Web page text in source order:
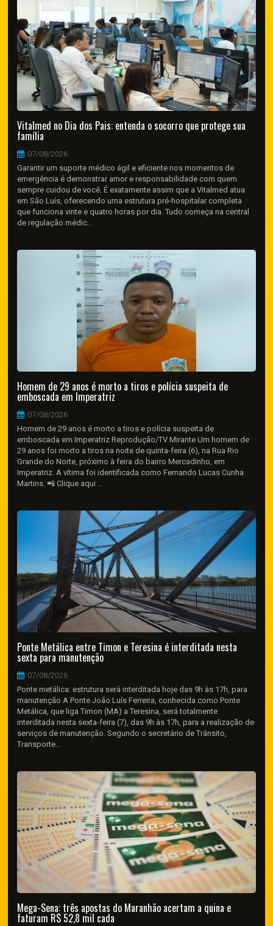
Vitalmed no Dia dos Pais: entenda o socorro que protege sua
família
07/08/2026
Garantir um suporte médico ágil e eficiente nos momentos de
emergência é demonstrar amor e responsabilidade com quem
sempre cuidou de você. É exatamente assim que a Vitalmed atua
em São Luís, oferecendo uma estrutura pré-hospitalar completa
que funciona vinte e quatro horas por dia. Tudo começa na central
de regulação médic...
Homem de 29 anos é morto a tiros e polícia suspeita de
emboscada em Imperatriz
07/08/2026
Homem de 29 anos é morto a tiros e polícia suspeita de
emboscada em Imperatriz Reprodução/TV Mirante Um homem de
29 anos foi morto a tiros na noite de quinta-feira (6), na Rua Rio
Grande do Norte, próximo à feira do bairro Mercadinho, em
Imperatriz. A vítima foi identificada como Fernando Lucas Cunha
Martins. 📲 Clique aqui ...
Ponte Metálica entre Timon e Teresina é interditada nesta
sexta para manutenção
07/08/2026
Ponte metálica: estrutura será interditada hoje das 9h às 17h, para
manutenção A Ponte João Luís Ferreira, conhecida como Ponte
Metálica, que liga Timon (MA) a Teresina, será totalmente
interditada nesta sexta-feira (7), das 9h às 17h, para a realização de
serviços de manutenção. Segundo o secretário de Trânsito,
Transporte...
Mega-Sena: três apostas do Maranhão acertam a quina e
faturam R$ 52,8 mil cada